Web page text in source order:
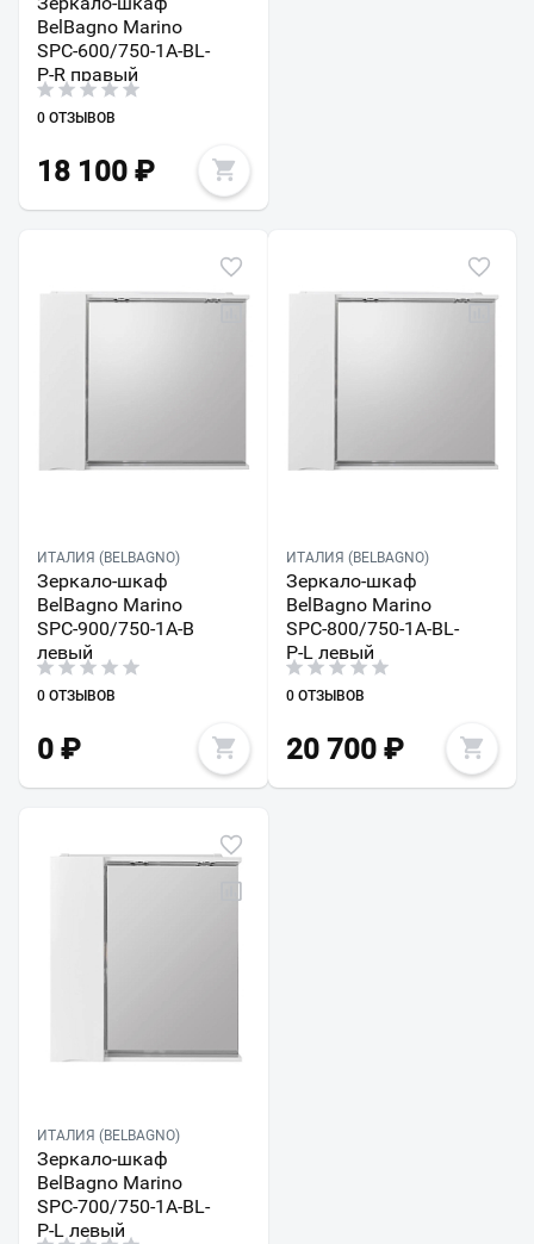
BelBagno Marino
SPC-600/750-1A-BL-
P-R правый
0 ОТЗЫВОВ
18 100 ₽
ИТАЛИЯ (BELBAGNO)
Зеркало-шкаф
BelBagno Marino
SPC-900/750-1A-B
левый
0 ОТЗЫВОВ
0 ₽
ИТАЛИЯ (BELBAGNO)
Зеркало-шкаф
BelBagno Marino
SPC-800/750-1A-BL-
P-L левый
0 ОТЗЫВОВ
20 700₽
ИТАЛИЯ (BELBAGNO)
Зеркало-шкаф
BelBagno Marino
SPC-700/750-1A-BL-
P-L левый